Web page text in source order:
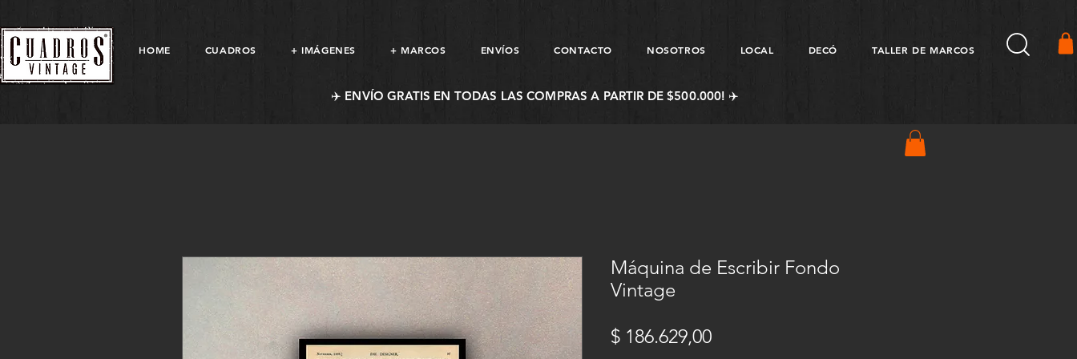
HOME CUADROS + IMÁGENES + MARCOS ENVÍOS CONTACTO NOSOTROS LOCAL DECÓ TALLER DE MARCOS
✈️ ENVÍO GRATIS EN TODAS LAS COMPRAS A PARTIR DE $500.000! ✈️
Máquina de Escribir Fondo
Vintage
$ 186.629,00Precio